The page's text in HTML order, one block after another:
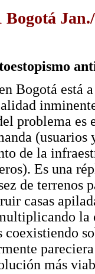
Bogotá está
problema es
de la
Es una
de terrenos
casas
la
más